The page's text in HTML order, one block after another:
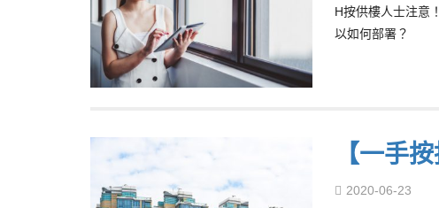
H按供樓人士注意
以如何部署？
【一手
2020-06-23